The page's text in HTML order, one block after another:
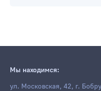
Мы находимся:
ул. Московская, 42, г.